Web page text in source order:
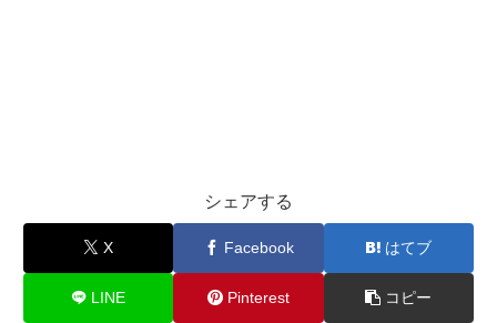
シェアする
X Facebook はてブ
LINE Pinterest コピー